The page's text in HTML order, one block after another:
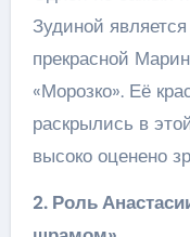
Зудиной
прекрасной
«Морозко». Её
раскрылись в
высоко оценено
2. Роль